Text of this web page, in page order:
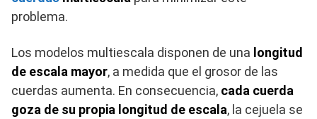
problema.
Los modelos multiescala disponen de una longitud
de escala mayor, a medida que el grosor de las
cuerdas aumenta. En consecuencia, cada cuerda
goza de su propia longitud de escala, la cejuela se